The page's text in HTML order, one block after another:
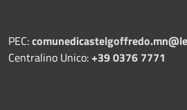
PEC:
Centralino Unico:+39 0376 7771